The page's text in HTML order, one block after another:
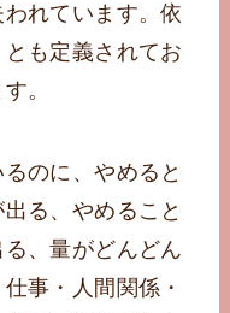
れています。依
も定義されてお
。
のに、やめると
る、やめること
、量がどんどん
事・人間関係・